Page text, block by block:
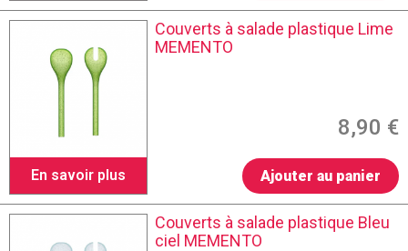
En savoir plus
Couverts à salade plastique Lime
MEMENTO
8,90 €
Ajouter au panier
Couverts à salade plastique Bleu
ciel MEMENTO